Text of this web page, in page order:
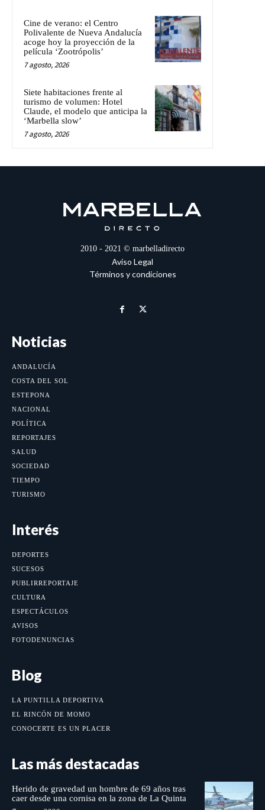
Cine de verano: el Centro
Polivalente de Nueva Andalucía
acoge hoy la proyección de la
película ‘Zootrópolis’
7 agosto, 2026
Siete habitaciones frente al
turismo de volumen: Hotel
Claude, el modelo que anticipa la
‘Marbella slow’
7 agosto, 2026
2010 - 2021 © marbelladirecto
Aviso Legal
Términos y condiciones
Noticias
ANDALUCÍA
COSTA DEL SOL
ESTEPONA
NACIONAL
POLÍTICA
REPORTAJES
SALUD
SOCIEDAD
TIEMPO
TURISMO
Interés
DEPORTES
SUCESOS
PUBLIRREPORTAJE
CULTURA
ESPECTÁCULOS
AVISOS
FOTODENUNCIAS
Blog
LA PUNTILLA DEPORTIVA
EL RINCÓN DE MOMO
CONOCERTE ES UN PLACER
Las más destacadas
Herido de gravedad un hombre de 69 años tras
caer desde una cornisa en la zona de La Quinta